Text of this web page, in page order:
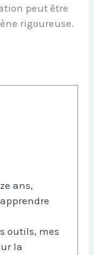
peut être
rigoureuse.
ans,
outils, mes
la